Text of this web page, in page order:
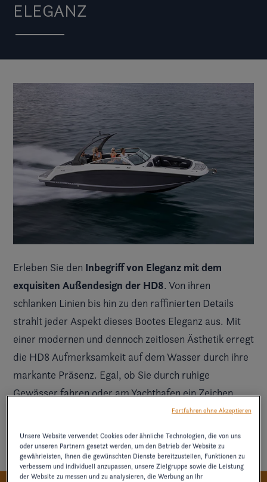
ELEGANZ
Erleben Sie den Inbegriff von Eleganz mit dem
exquisiten Außendesign der HD8. Von ihren
schlanken Linien bis hin zu den raffinierten Details
strahlt jeder Aspekt dieses Bootes Eleganz aus. Mit
einer modernen und dennoch zeitlosen Ästhetik erregt
die HD8 Aufmerksamkeit auf dem Wasser durch ihre
markante Präsenz. Egal, ob Sie durch ruhige
Gewässer fahren oder am Yachthafen ein Zeichen
HD8 setzt den Standard für luxuriöse
Unsere Website verwendet Cookies oder ähnliche Technologien, die von uns
oder unseren Partnern gesetzt werden, um den Betrieb der Website zu
gewährleisten, Ihnen die gewünschten Dienste bereitzustellen, Funktionen zu
verbessern und individuell anzupassen, unsere Zielgruppe sowie die Leistung
der Website zu messen und zu analysieren, die Werbung an Ihr
Fortfahren ohne Akzeptieren